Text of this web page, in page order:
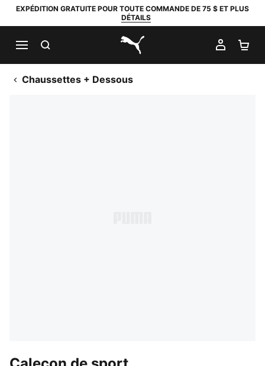
EXPÉDITION GRATUITE POUR TOUTE COMMANDE DE 75 $ ET PLUS
DÉTAILS
PUMA.com
MON
Chaussettes + Dessous